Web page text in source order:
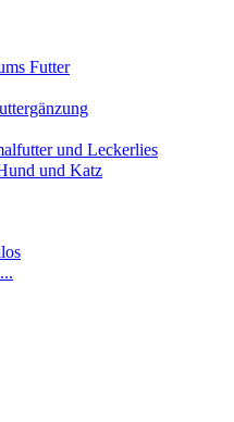
Futter
und Leckerlies
und Katz